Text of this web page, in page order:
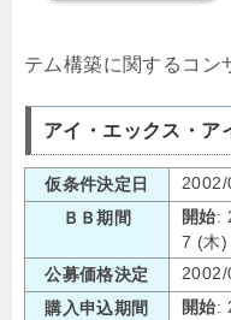
テム構築に関するコン
アイ・エックス・ア
仮条件決定日
ＢＢ期間
開始:
7 (木)
公募価格決定
購入申込期間
開始: